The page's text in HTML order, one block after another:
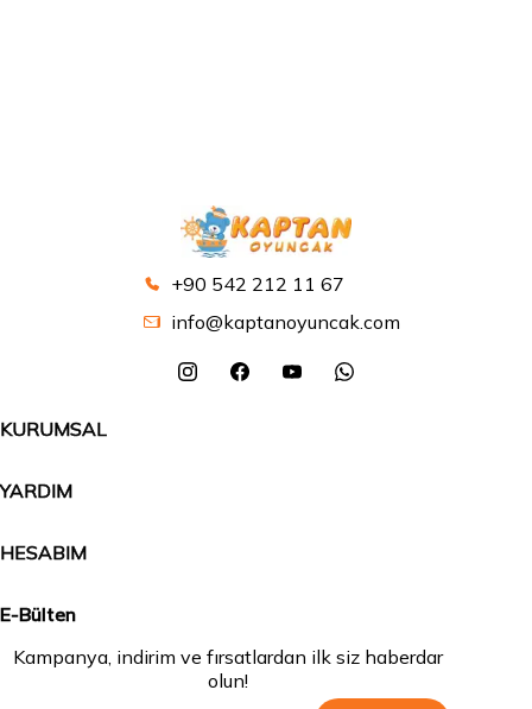
+90 542 212 11 67
info@kaptanoyuncak.com
KURUMSAL
YARDIM
HESABIM
E-Bülten
Kampanya, indirim ve fırsatlardan ilk siz haberdar
olun!